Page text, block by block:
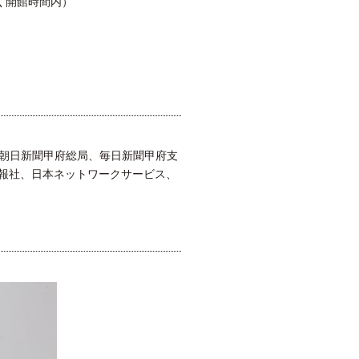
日新聞甲府総局、毎日新聞甲府支
、日本ネットワークサービス、